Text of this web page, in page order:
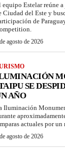
equipo Estelar reúne
Ciudad del Este y
de
agosto de 2026
SE
AÑO
Iluminación
actuales por un
agosto de 2026